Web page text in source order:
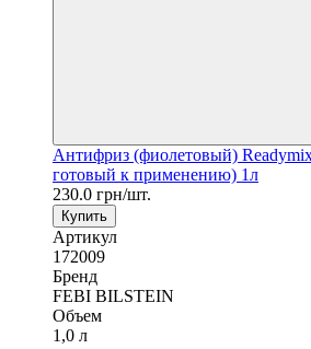
Антифриз (фиолетовый)
готовый к применению) 1л
230.0 грн/шт.
Купить
Артикул
172009
Бренд
FEBI BILSTEIN
Объем
1,0 л